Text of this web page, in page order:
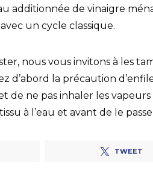
additionnée de vinaigre
un cycle classique.
nous vous invitons à les
d’abord la précaution
de ne pas inhaler les vapeurs
à l’eau et avant de le
TWEET